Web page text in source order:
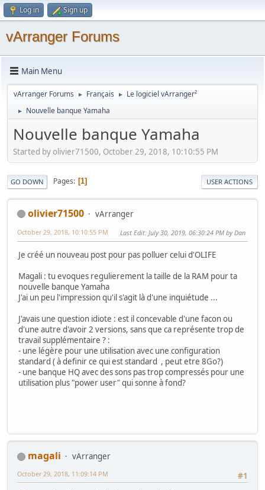
Log in Sign up
vArranger Forums
Main Menu
vArranger Forums ► Français ► Le logiciel vArranger²
► Nouvelle banque Yamaha
Nouvelle banque Yamaha
Started by olivier71500, October 29, 2018, 10:10:55 PM
GO DOWN Pages 1 USER ACTIONS
olivier71500 vArranger
October 29, 2018, 10:10:55 PM Last Edit: July 30, 2019, 06:30:24 PM by Dan
Je créé un nouveau post pour pas polluer celui d'OLIFE
Magali : tu evoques regulierement la taille de la RAM pour ta
nouvelle banque Yamaha
J'ai un peu l'impression qu'il s'agit là d'une inquiétude ...
J'avais une question idiote : est il concevable d'une facon ou
d'une autre d'avoir 2 versions, sans que ca représente trop de
travail supplémentaire ? :
- une légère pour une utilisation avec une configuration
standard ( à definir ce qui est standard , peut etre 8Go?)
- une banque HQ avec des sons pas trop compressés pour une
utilisation plus "power user" qui sonne à fond?
magali
vArranger
#1
October 29, 2018, 11:09:14 PM